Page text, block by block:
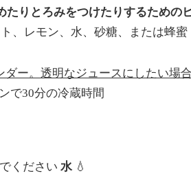
たりとろみをつけたりするための
、レモン、水、砂糖、または蜂蜜
ー。透明なジュースにしたい場
で30分の冷蔵時間
ください 水 💧